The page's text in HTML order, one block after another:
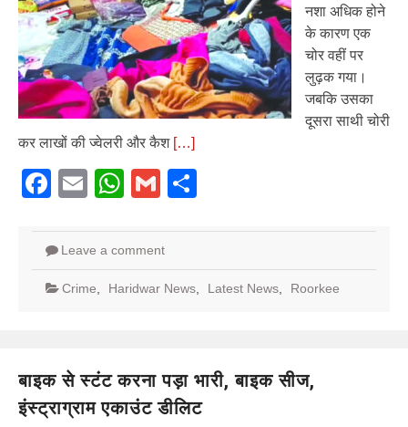
नशा अधिक होने
के कारण एक
चोर वहीं पर
लुढ़क गया।
जबकि उसका
दूसरा साथी चोरी
कर लाखों की ज्वेलरी और कैश […]
Facebook
EmailWhatsApp
Gmail
Leave a comment
Crime Haridwar News Latest News Roorkee
बाइक से स्टंट करना पड़ा भारी, बाइक सीज,
इंस्ट्राग्राम एकाउंट डीलिट